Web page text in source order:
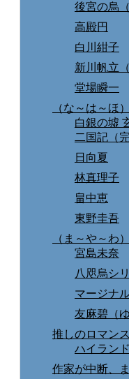
後宮の烏
高殿円
白川紺子
新川帆立
堂場瞬一
（な～は～ほ
白銀の墟
二国記（完
日向夏
林真理子
畠中恵
東野圭吾
（ま～や～わ
宮島未奈
八咫烏シ
マージナ
友麻碧（
推しのロマン
ハイラン
作家が中断、